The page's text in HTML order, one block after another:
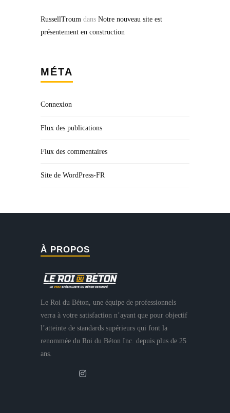
RussellTroum dans Notre nouveau site est
présentement en construction
MÉTA
Connexion
Flux des publications
Flux des commentaires
Site de WordPress-FR
À PROPOS
Le Roi du Béton, une équipe de professionnels
verra à votre satisfaction n’ayant que pour objectif
l’atteinte de standards supérieurs qui font la
renommée du Roi du Béton Inc. depuis plus de 25
ans.